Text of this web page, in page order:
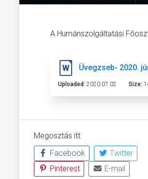
A Humánszolgáltatási
Üvegzseb- 2020.
Uploaded: 2020.07.02 Size:
Megosztás itt:
Facebook
Twitter
Pinterest
E-mail